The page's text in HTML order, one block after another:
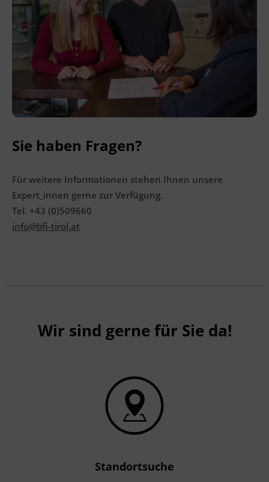
Sie haben Fragen?
Für weitere Informationen stehen Ihnen unsere
Expert_innen gerne zur Verfügung.
Tel. +43 (0)509660
info@bfi-tirol.at
Wir sind gerne für Sie da!
Standortsuche